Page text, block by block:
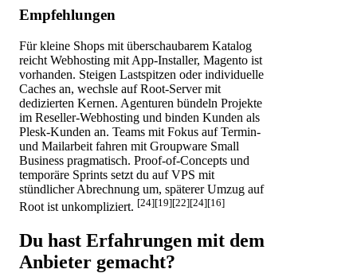
Empfehlungen
Für kleine Shops mit überschaubarem Katalog
reicht Webhosting mit App-Installer, Magento ist
vorhanden. Steigen Lastspitzen oder individuelle
Caches an, wechsle auf Root-Server mit
dedizierten Kernen. Agenturen bündeln Projekte
im Reseller-Webhosting und binden Kunden als
Plesk-Kunden an. Teams mit Fokus auf Termin-
und Mailarbeit fahren mit Groupware Small
Business pragmatisch. Proof-of-Concepts und
temporäre Sprints setzt du auf VPS mit
stündlicher Abrechnung um, späterer Umzug auf
Root ist unkompliziert. [24][19][22][24][16]
Du hast Erfahrungen mit dem
Anbieter gemacht?